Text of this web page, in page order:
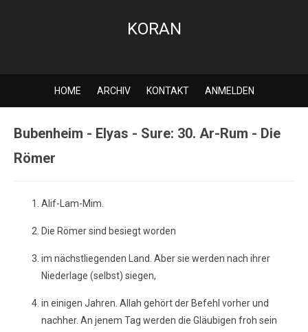
KORAN
HOME ARCHIV KONTAKT ANMELDEN
Bubenheim - Elyas - Sure: 30. Ar-Rum - Die
Römer
Alif-Lam-Mim.
Die Römer sind besiegt worden
im nächstliegenden Land. Aber sie werden nach ihrer
Niederlage (selbst) siegen,
in einigen Jahren. Allah gehört der Befehl vorher und
nachher. An jenem Tag werden die Gläubigen froh sein